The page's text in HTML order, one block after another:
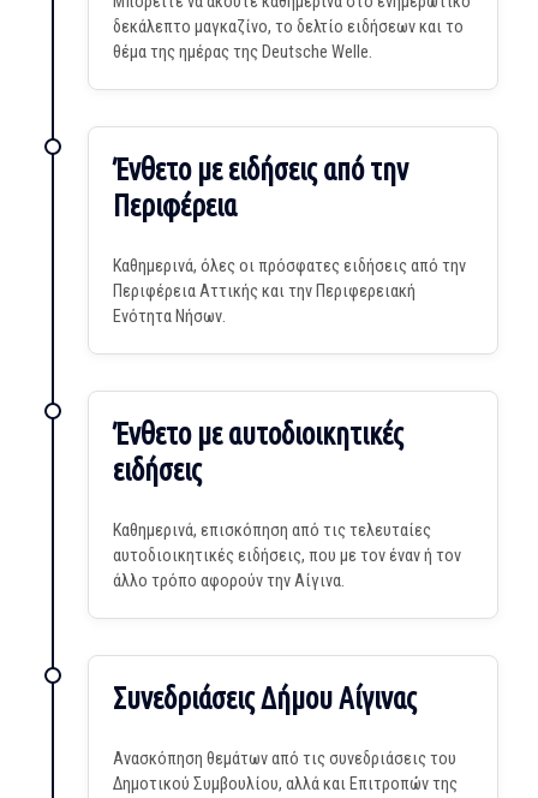
δεκάλεπτο μαγκαζίνο, το δελτίο ειδήσεων και το
θέμα της ημέρας της Deutsche Welle.
Ένθετο με ειδήσεις από την
Περιφέρεια
Καθημερινά, όλες οι πρόσφατες ειδήσεις από την
Περιφέρεια Αττικής και την Περιφερειακή
Ενότητα Νήσων.
Ένθετο με αυτοδιοικητικές
ειδήσεις
Καθημερινά, επισκόπηση από τις τελευταίες
αυτοδιοικητικές ειδήσεις, που με τον έναν ή τον
άλλο τρόπο αφορούν την Αίγινα.
Συνεδριάσεις Δήμου Αίγινας
Ανασκόπηση θεμάτων από τις συνεδριάσεις του
Δημοτικού Συμβουλίου, αλλά και Επιτροπών της